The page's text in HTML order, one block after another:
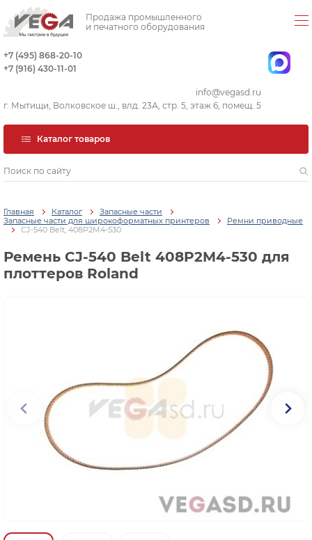
Продажа промышленного
и печатного оборудования
+7 (495) 868-20-10
+7 (916) 430-11-01
info@vegasd.ru
г. Мытищи, Волковское ш., влд. 23А, стр. 5, этаж 6, помещ. 5
Каталог товаров
Главная Каталог
Запасные части
Запасные части для широкоформатных принтеров
Ремни приводные
CJ-540 Belt, 408P2M4-530
Ремень CJ-540 Belt 408P2M4-530 для
плоттеров Roland